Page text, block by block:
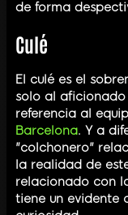
de forma
Culé
El culé es el
solo al aficionado
referencia al
Barcelona. Y a
"colchonero"
la realidad de
relacionado con
tiene un evidente